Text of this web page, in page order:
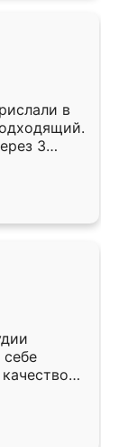
в
3
себе
почти